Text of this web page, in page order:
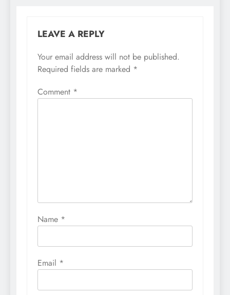
LEAVE A REPLY
Your email address will not be published.
Required fields are marked *
Comment *
Name *
Email *